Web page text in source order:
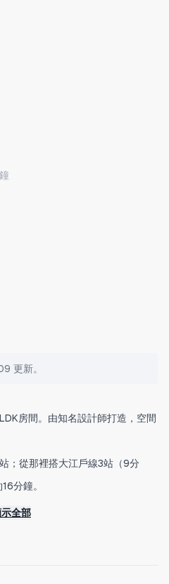
更新。
房間。由知名設計師打造，空間
；從那裡搭大江戶線3站（9分
分鐘。
），成田國際機場約79分鐘（轉
全部